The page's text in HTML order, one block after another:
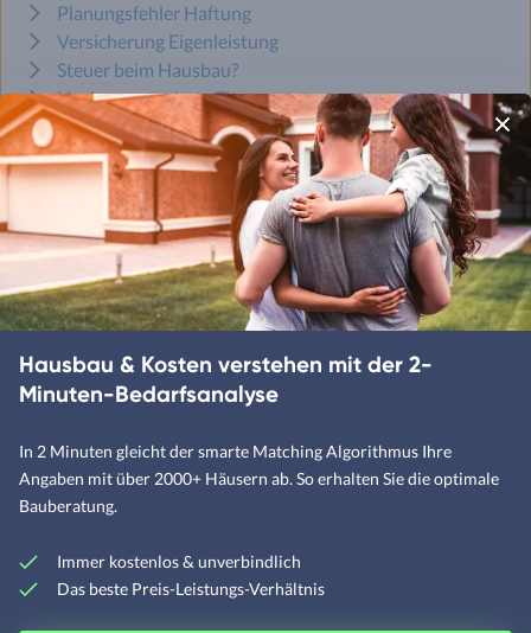
Planungsfehler Haftung
Versicherung Eigenleistung
Steuer beim Hausbau?
Hochwasserschutz Tipps
Hausbau versichern
Sind Sie bereit, Ihr Traumhaus zu
finden?
Hausbau-Assistenten starten
Hausbau & Kosten verstehen mit der 2-
Minuten-Bedarfsanalyse
In 2 Minuten gleicht der smarte Matching Algorithmus Ihre
Angaben mit über 2000+ Häusern ab. So erhalten Sie die optimale
Bauberatung.
Immer kostenlos & unverbindlich
Das beste Preis-Leistungs-Verhältnis